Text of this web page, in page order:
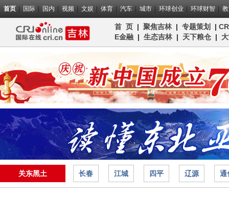
首页 国际 国内 视频 文娱 体育 汽车 城市 环球创业 环球财智
首 页 | 聚焦吉林| 专题策划 |
E金融 | 生态吉林| 天下粮仓 |
关东黑土 长春 江城 四平 辽源 通